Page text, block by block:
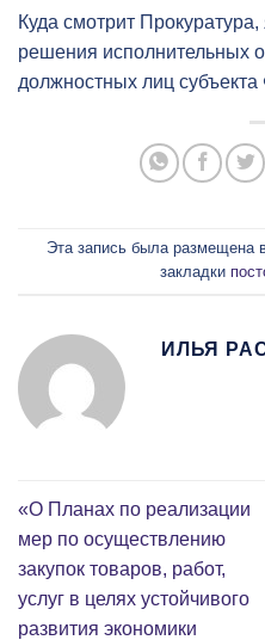
Куда смотрит
решения исполнительных
должностных лиц
Эта запись была размещена
закладки
ИЛЬЯ
«О Планах по реализации
мер по осуществлению
закупок товаров, работ,
услуг в целях устойчивого
развития экономики